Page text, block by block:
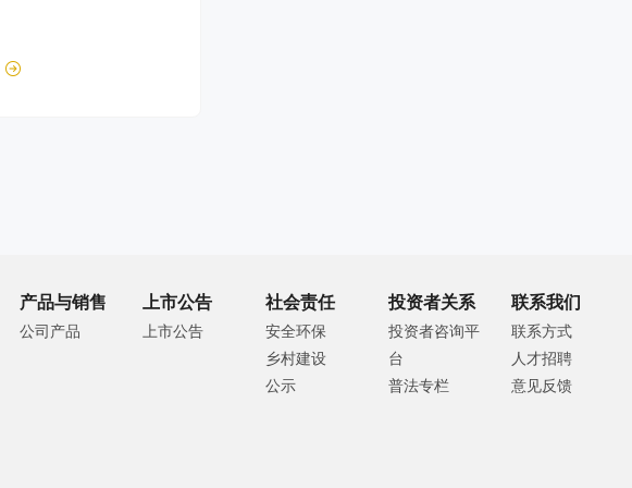

产品与销售
公司产品
上市公告
上市公告
社会责任
安全环保
乡村建设
公示
投资者关系
投资者咨询平
台
普法专栏
联系我们
联系方式
人才招聘
意见反馈